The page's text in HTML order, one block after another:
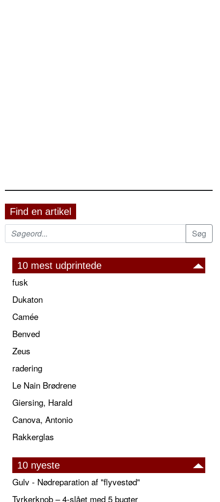
Find en artikel
10 mest udprintede
fusk
Dukaton
Camée
Benved
Zeus
radering
Le Nain Brødrene
Giersing, Harald
Canova, Antonio
Rakkerglas
10 nyeste
Gulv - Nødreparation af "flyvestød"
Tyrkerknob – 4-slået med 5 bugter